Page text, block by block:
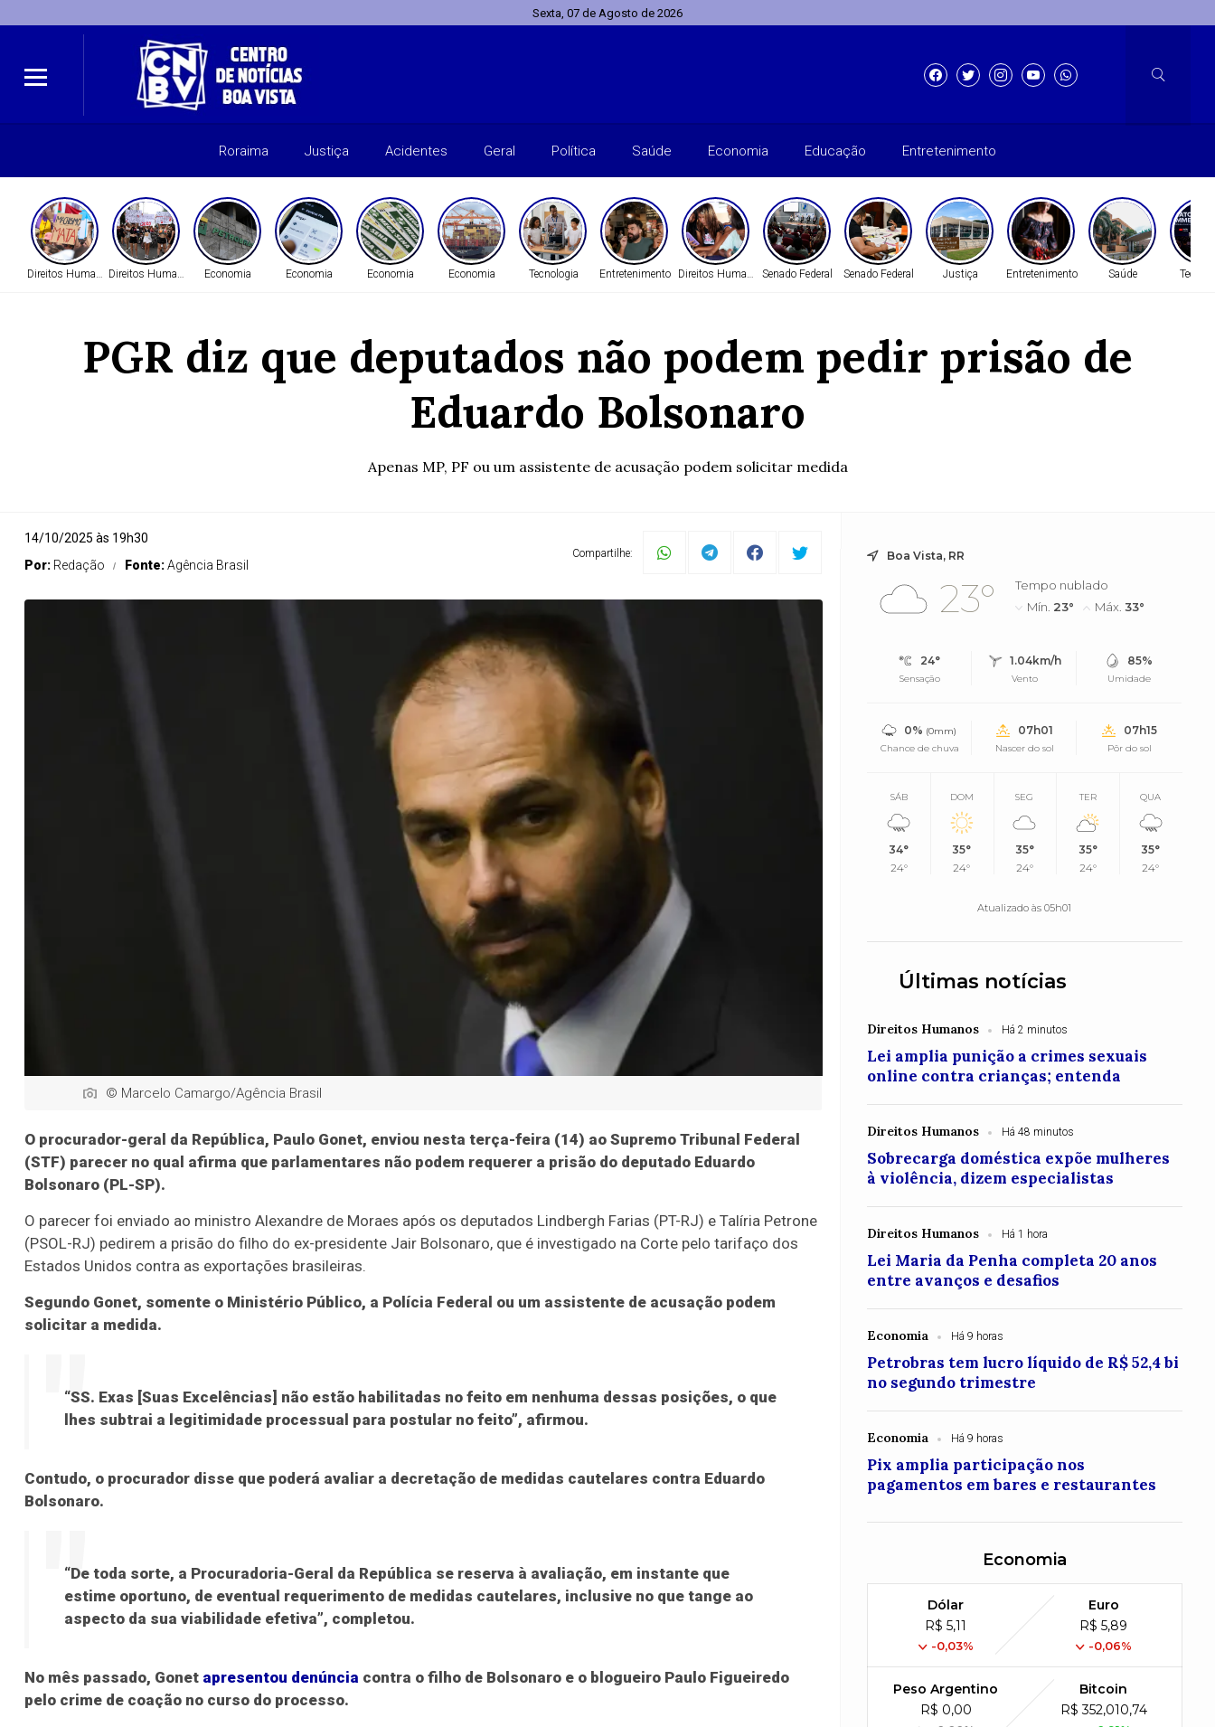
Sexta, 07 de Agosto de 2026
Roraima Justiça Acidentes Geral Política Saúde Economia Educação Entretenimento
Direitos HumanosDireitos Humanos Economia Economia Economia Economia Tecnologia Entretenimento Direitos HumanosSenado Federal Senado Federal Justiça Entretenimento Saúde
PGR diz que deputados não podem pedir prisão de
Eduardo Bolsonaro
Apenas MP, PF ou um assistente de acusação podem solicitar medida
14/10/2025 às 19h30
Por: Redação Fonte:Agência Brasil
Compartilhe:
© Marcelo Camargo/Agência Brasil
O procurador-geral da República, Paulo Gonet, enviou nesta terça-feira (14) ao Supremo Tribunal Federal
(STF) parecer no qual afirma que parlamentares não podem requerer a prisão do deputado Eduardo
Bolsonaro (PL-SP).
O parecer foi enviado ao ministro Alexandre de Moraes após os deputados Lindbergh Farias (PT-RJ) e Talíria Petrone
(PSOL-RJ) pedirem a prisão do filho do ex-presidente Jair Bolsonaro, que é investigado na Corte pelo tarifaço dos
Estados Unidos contra as exportações brasileiras.
Segundo Gonet, somente o Ministério Público, a Polícia Federal ou um assistente de acusação podem
solicitar a medida.
“SS. Exas [Suas Excelências] não estão habilitadas no feito em nenhuma dessas posições, o que
lhes subtrai a legitimidade processual para postular no feito”, afirmou.
Contudo, o procurador disse que poderá avaliar a decretação de medidas cautelares contra Eduardo
Bolsonaro.
“De toda sorte, a Procuradoria-Geral da República se reserva à avaliação, em instante que
estime oportuno, de eventual requerimento de medidas cautelares, inclusive no que tange ao
aspecto da sua viabilidade efetiva”, completou.
No mês passado, Gonet apresentou denúncia contra o filho de Bolsonaro e o blogueiro Paulo Figueiredo
pelo crime de coação no curso do processo.
Boa Vista, RR
23°
Tempo nublado
Mín. 23° Máx.33°
24°
Sensação
1.04km/h
Vento
85%
Umidade
0% (0mm)
Chance de chuva
07h01
Nascer do sol
07h15
Pôr do sol
SÁB
34°
24°
DOM
35°
24°
SEG
35°
24°
TER
35°
24°
QUA
35°
24°
Atualizado às 05h01
Últimas notícias
Direitos Humanos Há 2 minutos
Lei amplia punição a crimes sexuais
online contra crianças; entenda
Direitos Humanos Há 48 minutos
Sobrecarga doméstica expõe mulheres
à violência, dizem especialistas
Direitos Humanos Há 1 hora
Lei Maria da Penha completa 20 anos
entre avanços e desafios
Economia Há 9 horas
Petrobras tem lucro líquido de R$ 52,4 bi
no segundo trimestre
Economia Há 9 horas
Pix amplia participação nos
pagamentos em bares e restaurantes
Economia
Dólar
R$ 5,11
-0,03%
Euro
R$ 5,89
-0,06%
Peso Argentino
R$ 0,00
Bitcoin
R$ 352,010,74